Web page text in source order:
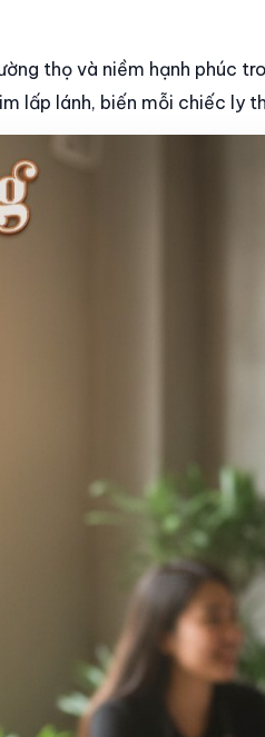
thọ và niềm hạnh phúc
lấp lánh, biến mỗi chiếc ly